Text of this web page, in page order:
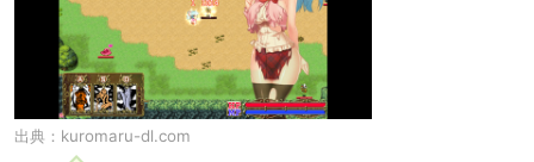
出典： kuromaru-dl.com